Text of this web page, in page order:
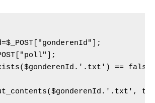
== false)